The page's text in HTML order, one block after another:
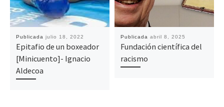
Publicada julio 18, 2022
Epitafio de un boxeador
[Minicuento]- Ignacio
Aldecoa
Publicada abril 8, 2025
Fundación científica del
racismo